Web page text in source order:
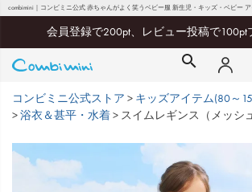
combimini｜コンビミニ公式 赤ちゃんがよく笑うベビー服 新生児・キッズ・ベビー
会員登録で200pt、レビュー投稿で100pt
コンビミニ公式ストア キッズアイテム(80～
浴衣＆甚平・水着
スイムレギンス（メッシュ